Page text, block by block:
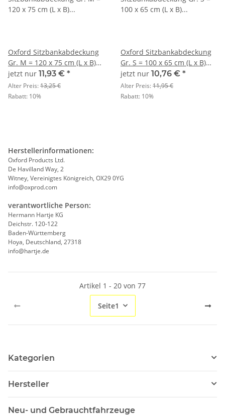
Oxford Sitzbankabdeckung
Gr. M = 120 x 75 cm (L x B)
schwarz
jetzt nur 11,93 € *
Alter Preis:13,25 €
Rabatt: 10%
Oxford Sitzbankabdeckung
Gr. S = 100 x 65 cm (L x B)
schwarz
jetzt nur 10,76 € *
Alter Preis:11,95 €
Rabatt: 10%
Herstellerinformationen:
Oxford Products Ltd.
De Havilland Way, 2
Witney, Vereinigtes Königreich, OX29 0YG
info@oxprod.com
verantwortliche Person:
Hermann Hartje KG
Deichstr. 120-122
Baden-Württemberg
Hoya, Deutschland, 27318
info@hartje.de
Artikel 1 - 20 von 77
Seite1
Kategorien
Hersteller
Neu- und Gebrauchtfahrzeuge